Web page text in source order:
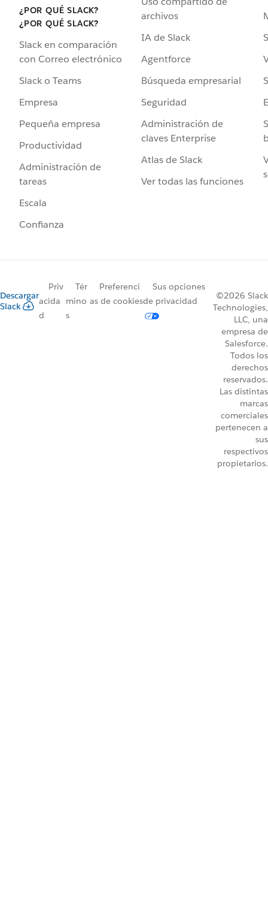
¿POR QUÉ SLACK?
¿POR QUÉ SLACK?
Slack en comparación
con Correo electrónico
Slack o Teams
Empresa
Pequeña empresa
Productividad
Administración de
tareas
Escala
Confianza
archivos
IA de Slack
Agentforce
Búsqueda empresarial
Seguridad
Administración de
claves Enterprise
Atlas de Slack
Ver todas las funciones
Descargar
Slack
Priv
acida
d
Tér
mino
s
Preferenci
as de cookies
Sus opciones
de privacidad
©2026 Slack
Technologies,
LLC, una
empresa de
Salesforce.
Todos los
derechos
reservados.
Las distintas
marcas
comerciales
pertenecen a
sus
respectivos
propietarios.